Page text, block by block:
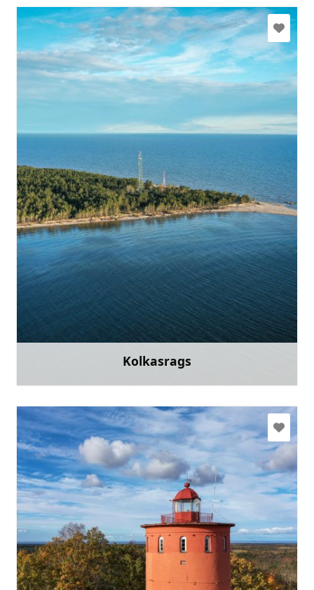
Kolkasrags
kolkacape@inbox.lv
+371 29149105